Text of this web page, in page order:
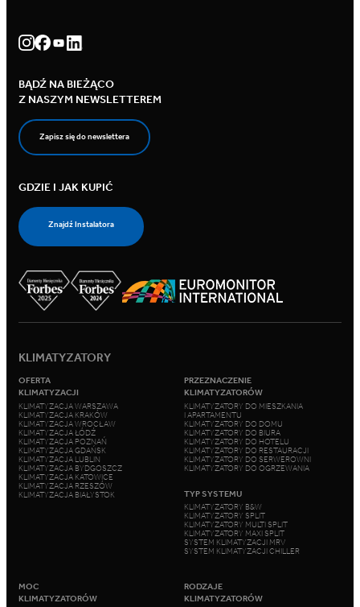
BĄDŹ NA BIEŻĄCO
Z NASZYM NEWSLETTEREM
Zapisz się do newslettera
GDZIE I JAK KUPIĆ
Znajdź Instalatora
KLIMATYZATORY
OFERTA
KLIMATYZACJI
KLIMATYZACJA WARSZAWA
KLIMATYZACJA KRAKÓW
KLIMATYZACJA WROCŁAW
KLIMATYZACJA ŁÓDŹ
KLIMATYZACJA POZNAŃ
KLIMATYZACJA GDAŃSK
KLIMATYZACJA LUBLIN
KLIMATYZACJA BYDGOSZCZ
KLIMATYZACJA KATOWICE
KLIMATYZACJA RZESZÓW
KLIMATYZACJA BIAŁYSTOK
PRZEZNACZENIE
KLIMATYZATORÓW
KLIMATYZATORY DO MIESZKANIA
I APARTAMENTU
KLIMATYZATORY DO DOMU
KLIMATYZATORY DO BIURA
KLIMATYZATORY DO HOTELU
KLIMATYZATORY DO RESTAURACJI
KLIMATYZATORY DO SERWEROWNI
KLIMATYZATORY DO OGRZEWANIA
TYP SYSTEMU
KLIMATYZATORY B&W
KLIMATYZATORY SPLIT
KLIMATYZATORY MULTI SPLIT
KLIMATYZATORY MAXI SPLIT
SYSTEM KLIMATYZACJI MRV
SYSTEM KLIMATYZACJI CHILLER
MOC
KLIMATYZATORÓW
RODZAJE
KLIMATYZATORÓW